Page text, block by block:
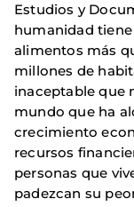
Estudios y
humanidad
alimentos más
millones de
inaceptable que
mundo que ha
crecimiento
recursos
personas que
padezcan su